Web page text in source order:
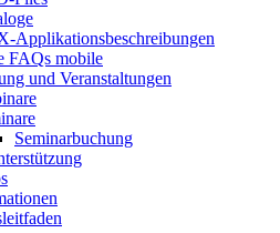
Applikationsbeschreibungen
FAQs mobile
und Veranstaltungen
Seminarbuchung